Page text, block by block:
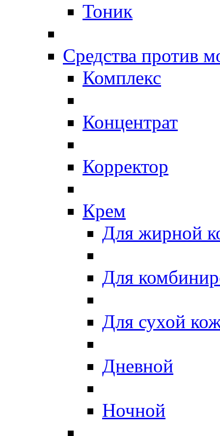
Тоник
Средства против
Комплекс
Концентрат
Корректор
Крем
Для жирной
Для
Для сухой
Дневной
Ночной